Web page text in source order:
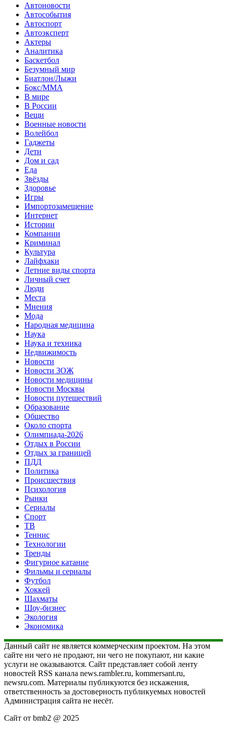
Автоновости
Автособытия
Автоспорт
Автоэксперт
Актеры
Аналитика
Баскетбол
Безумный мир
Биатлон/Лыжи
Бокс/MMA
В мире
В России
Вещи
Военные новости
Волейбол
Гаджеты
Дети
Дом и сад
Еда
Звёзды
Здоровье
Игры
Импортозамещение
Интернет
Истории
Компании
Криминал
Культура
Лайфхаки
Летние виды спорта
Личный счет
Люди
Места
Мнения
Мода
Народная медицина
Наука
Наука и техника
Недвижимость
Новости
Новости ЗОЖ
Новости медицины
Новости Москвы
Новости путешествий
Образование
Общество
Около спорта
Олимпиада-2026
Отдых в России
Отдых за границей
ПДД
Политика
Происшествия
Психология
Рынки
Сериалы
Спорт
ТВ
Теннис
Технологии
Тренды
Фигурное катание
Фильмы и сериалы
Футбол
Хоккей
Шахматы
Шоу-бизнес
Экология
Экономика
Данный сайт не является коммерческим проектом. На этом
сайте ни чего не продают, ни чего не покупают, ни какие
услуги не оказываются. Сайт представляет собой ленту
новостей RSS канала news.rambler.ru, kommersant.ru,
newsru.com. Материалы публикуются без искажения,
ответственность за достоверность публикуемых новостей
Администрация сайта не несёт.
Сайт от bmb2 @ 2025